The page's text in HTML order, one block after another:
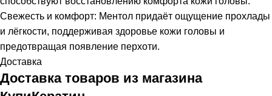
Свежесть и комфорт: Ментол придаёт ощущение прохлады
и лёгкости, поддерживая здоровье кожи головы и
предотвращая появление перхоти.
Доставка
Доставка товаров из магазина